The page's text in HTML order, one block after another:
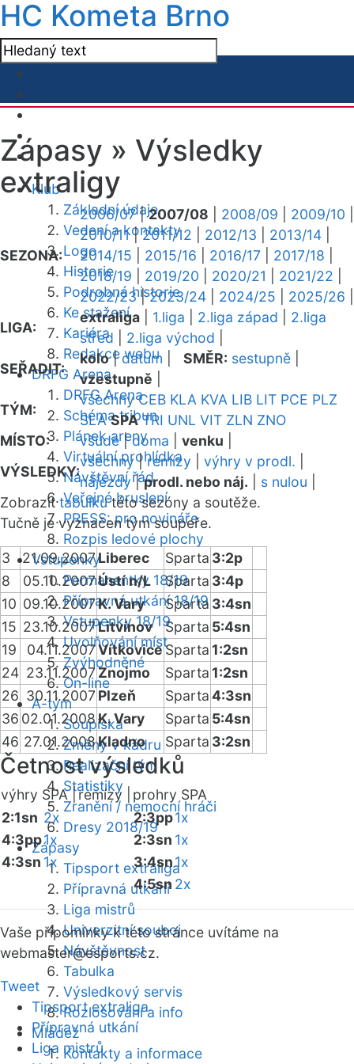
HC Kometa Brno
Klub
Základní údaje
Vedení a kontakty
Logo
Historie
Podrobná historie
Ke stažení
Kariéra
Redakce webu
DRFG Arena
DRFG Arena
Schéma tribun
Plánek areny
Virtuální prohlídka
Návštěvní řád
Veřejné bruslení
PRESS: pro novináře
Rozpis ledové plochy
Vstupenky
Permanentky 18/19
Přípravná utkání 18/19
Vstupenky 18/19
Uvolňování míst
Zvýhodněné
On-line
A-tým
Soupiska
Změny v kádru
Realizační tým
Statistiky
Zranění / nemocní hráči
Dresy 2018/19
Zápasy
Tipsport extraliga
Přípravná utkání
Liga mistrů
Univerzitní souboj
Návštěvnost
Tabulka
Výsledkový servis
Rozlosování a info
Mládež
Kontakty a informace
Zápasy » Výsledky
extraligy
SEZONA:
2006/07|2007/08 2008/09 2009/10
2010/11|2011/12 2012/13 2013/14
2014/15
2015/16 2016/17 2017/18
2018/19
2019/20 2020/21 2021/22
2022/23|2023/24 2024/25 2025/26
LIGA:
extraliga 1.liga 2.liga západ
2.liga
střed
2.liga východ
SEŘADIT:
kolo|datum SMĚR: sestupně
vzestupně
TÝM:
všechny CEB KLA KVA LIB LIT PCE PLZ
SLA SPA TRI UNL VIT ZLN ZNO
MÍSTO:
všude|doma venku
VÝSLEDKY:
všechny|remízy výhry v prodl.
nájezdy|prodl. nebo náj. s nulou
Zobrazittabulkutéto sezóny a soutěže.
Tučně je vyznačen tým soupeře.
3 21.09.2007Liberec Sparta 3:2p
8
05.10.2007Ústí n/L Sparta 3:4p
10 09.10.2007K. Vary Sparta 3:4sn
15 23.10.2007Litvínov Sparta 5:4sn
19
04.11.2007VítkoviceSparta 1:2sn
24 23.11.2007Znojmo Sparta 1:2sn
26 30.11.2007 Plzeň Sparta4:3sn
36 02.01.2008K. Vary Sparta 5:4sn
46 27.01.2008Kladno Sparta 3:2sn
Četnost výsledků
výhry SPA |remízy |
prohry SPA
2:1sn 2x
4:3pp1x
4:3sn 1x
2:3pp1x
2:3sn 1x
3:4sn1x
4:5sn 2x
Vaše připomínky k této stránce uvítáme na
webmaster@esports.cz.
Tweet
Tipsport extraliga
Přípravná utkání
Liga mistrů